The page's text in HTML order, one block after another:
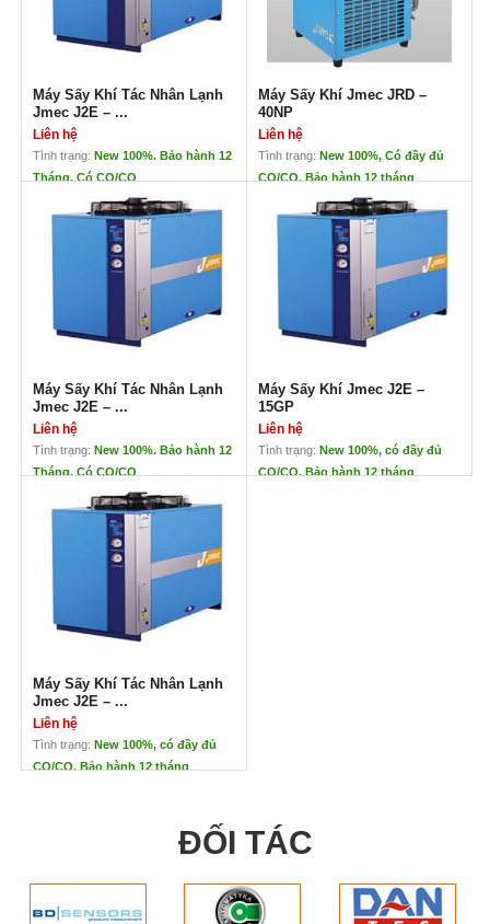
-40 đến -70 ° C được sử
dụng để loại bỏ tất cả độ
ẩm chứa trong không khí
nén.
Máy Sấy Khí Tác Nhân Lạnh
Jmec J2E – ...
Liên hệ
Tình trạng: New 100%. Bảo hành 12
Tháng. Có CO/CQ
Máy Sấy Khí Tác Nhân Lạnh
Jmec J2E – 10GP
Xuất xứ: JMEC – Đài Loan
Giá cả cạnh tranh. Tiêu chuẩn chất
lượng cao.
Đa dạng về dải lưu lượng.
Máy Sấy Khí Jmec JRD –
40NP
Liên hệ
Tình trạng: New 100%, Có đầy đủ
CO/CQ. Bảo hành 12 tháng
Máy Sấy Khí Jmec JRD – 40NP
Máy sấy khí Jmec JRD
Xuất xứ: Taiwan
Lưu lượng: 5.5 Nm3/phút
Nguồn cấp: 220V/1Ph/60Hz
Công suất: 1.6 (kw)
Môi chất lạnh: R134a
Máy Sấy Khí Tác Nhân Lạnh
Jmec J2E – ...
Liên hệ
Tình trạng: New 100%. Bảo hành 12
Tháng. Có CO/CQ
Máy Sấy Khí Tác Nhân Lạnh
Jmec J2E – 60GP
xuất xứ: JMEC – Đài Loan
đa dạng về dải lưu lượng
Máy Sấy Khí Jmec J2E –
15GP
Liên hệ
Tình trạng: New 100%, có đầy đủ
CO/CQ. Bảo hành 12 tháng
Máy Sấy Khí Tác Nhân Lạnh
Jmec J2E – ...
Liên hệ
Tình trạng: New 100%, có đầy đủ
CO/CQ. Bảo hành 12 tháng
Xuất xứ: JMEC – Đài Loan
Hàng mới 100%
đa dạng về dải lưu lượng
ĐỐI TÁC